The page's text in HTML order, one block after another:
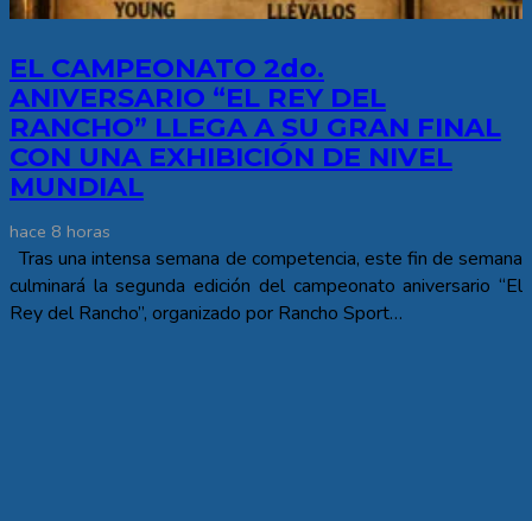
EL CAMPEONATO 2do.
ANIVERSARIO “EL REY DEL
RANCHO” LLEGA A SU GRAN FINAL
CON UNA EXHIBICIÓN DE NIVEL
MUNDIAL
hace 8 horas
Tras una intensa semana de competencia, este fin de semana
culminará la segunda edición del campeonato aniversario “El
Rey del Rancho”, organizado por Rancho Sport…